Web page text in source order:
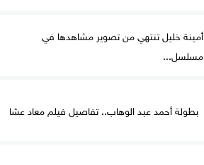
أمينة خليل تنتهي من تصوير مشاهدها في
مسلسل...
بطولة أحمد عبد الوهاب.. تفاصيل فيلم معاد عشا